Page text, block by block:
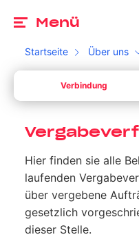
Menü
Startseite Über uns
Verbindung
Dein Ziel *
Bitte wähle ein gültiges
Bitte gib eine Uhrzeit
Umschalten zwischen
Hier finden sie alle
laufenden
über vergebene
gesetzlich
dieser Stelle.